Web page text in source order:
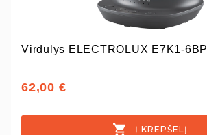
Virdulys ELECTROLUX E7K1-6BP
62,00 €
Į KREPŠELĮ